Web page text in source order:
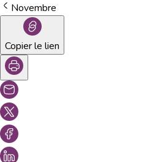
Novembre
Copier le lien